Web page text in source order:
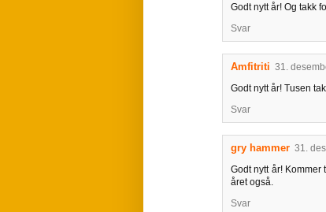
Godt nytt år! Og takk
Svar
Amfitriti 31.
Godt nytt år! Tusen
Svar
gry hammer 31.
Godt nytt år!
året også.
Svar